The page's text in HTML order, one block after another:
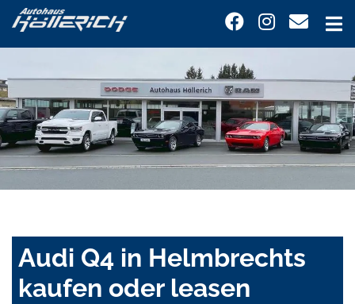
Audi Q4 in Helmbrechts
kaufen oder leasen